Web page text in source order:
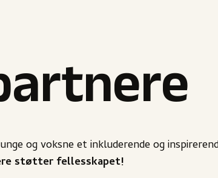
og voksne et inkluderende og
støtter fellesskapet!